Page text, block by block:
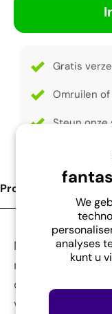
We
analyses
kunt u
Gratis
Omruilen
Steun onze
Product Omschrijving
Maak kennis
reismaatje voor
comfortabele
voor